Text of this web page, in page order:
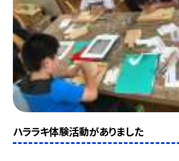
ハララキ体験活動がありました